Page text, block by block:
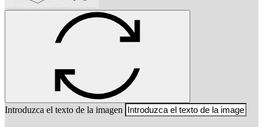
Introduzca el texto de la imagen